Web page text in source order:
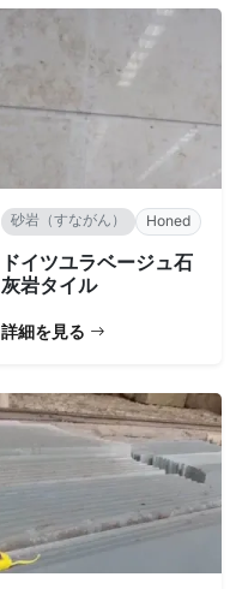
砂岩（すながん） Honed
ドイツユラベージュ石
灰岩タイル
詳細を見る